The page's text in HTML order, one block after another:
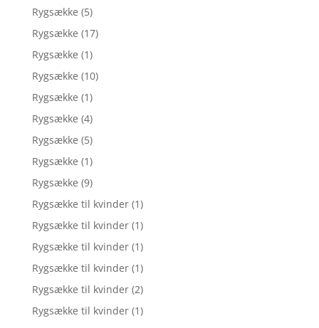
Rygsække (5)
Rygsække (17)
Rygsække (1)
Rygsække (10)
Rygsække (1)
Rygsække (4)
Rygsække (5)
Rygsække (1)
Rygsække (9)
Rygsække til kvinder (1)
Rygsække til kvinder (1)
Rygsække til kvinder (1)
Rygsække til kvinder (1)
Rygsække til kvinder (2)
Rygsække til kvinder (1)